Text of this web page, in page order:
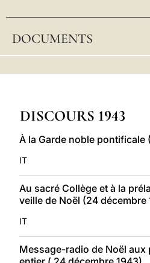
DOCUMENTS
DISCOURS 1943
À la Garde noble pontificale
IT
Au sacré Collège et à la
veille de Noël (24 décembre
IT
Message-radio de Noël